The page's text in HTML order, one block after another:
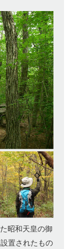
昭和天皇の御
置されたもの